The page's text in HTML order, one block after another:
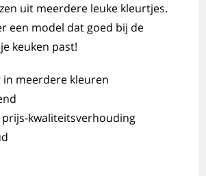
uit meerdere leuke kleurtjes.
een model dat goed bij de
keuken past!
meerdere kleuren
kwaliteitsverhouding